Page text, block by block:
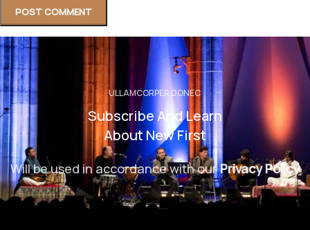
ULLAMCORPER DONEC
Subscribe And Learn
About New First
Will be used in accordance with ourPrivacy Policy